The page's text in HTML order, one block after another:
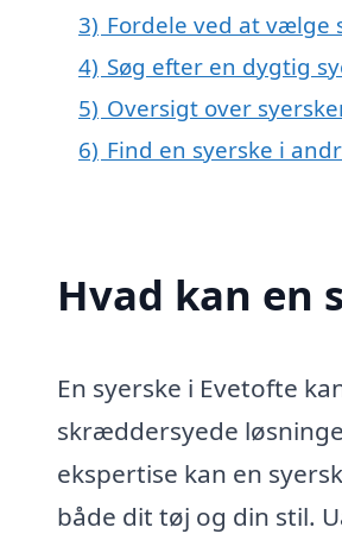
3) Fordele ved at vælge
4) Søg efter en dygtig
5) Oversigt over
6) Find en syerske i
Hvad kan en
En syerske i Evetofte
skræddersyede
ekspertise kan en
både dit tøj og din stil.